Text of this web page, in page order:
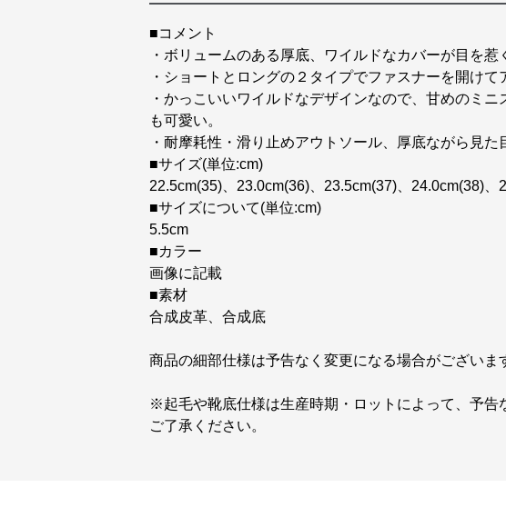
■コメント
・ボリュームのある厚底、ワイルドなカバーが目を惹
・ショートとロングの２タイプでファスナーを開けて
・かっこいいワイルドなデザインなので、甘めのミ
も可愛い。
・耐摩耗性・滑り止めアウトソール、厚底ながら見た
■サイズ(単位:cm)
22.5cm(35)、23.0cm(36)、23.5cm(37)、24.0cm(38)、
■サイズについて(単位:cm)
5.5cm
■カラー
画像に記載
■素材
合成皮革、合成底
商品の細部仕様は予告なく変更になる場合がございま
※起毛や靴底仕様は生産時期・ロットによって、予告
ご了承ください。